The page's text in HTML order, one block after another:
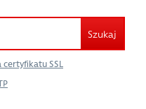
Szukaj
SSL